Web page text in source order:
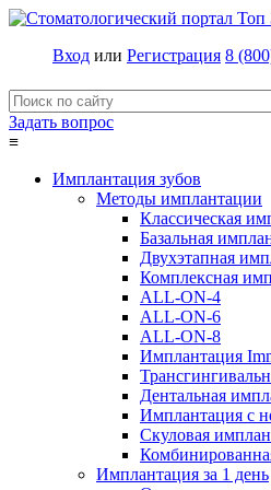
Вход или Регистрация 8
Задать вопрос
≡
Имплантация зубов
Методы имплантации
Классическая
Базальная
Двухэтапная
Комплексная
ALL-ON-4
ALL-ON-6
ALL-ON-8
Имплантация
Дентальная
Имплантация с
Скуловая
Имплантация за 1 день